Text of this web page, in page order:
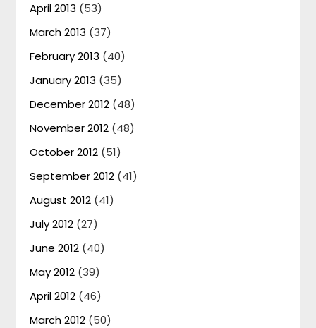
April 2013 (53)
March 2013 (37)
February 2013 (40)
January 2013 (35)
December 2012 (48)
November 2012 (48)
October 2012 (51)
September 2012 (41)
August 2012 (41)
July 2012 (27)
June 2012 (40)
May 2012 (39)
April 2012 (46)
March 2012 (50)